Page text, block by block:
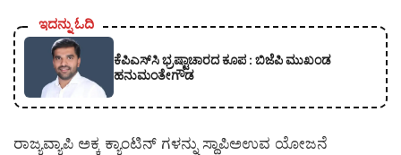
ಇದನ್ನು ಓದಿ
ಕೆಪಿಎಸ್‍ಸಿ ಭ್ರಷ್ಟಾಚಾರದ ಕೂಪ : ಬಿಜೆಪಿ ಮುಖಂಡ
ಹನುಮಂತೇಗೌಡ
ರಾಜ್ಯವ್ಯಾಪಿ ಅಕ್ಕ ಕ್ಯಾಂಟಿನ್ ಗಳನ್ನು ಸ್ಥಾಪಿಅಉವ ಯೋಜನೆ